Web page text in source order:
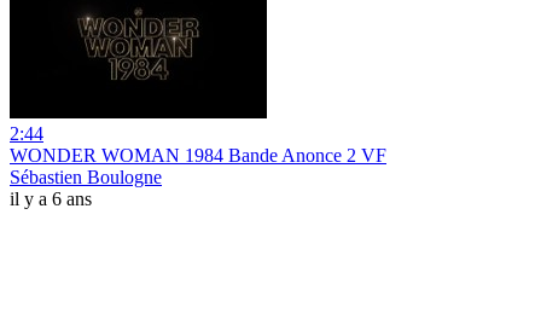
2:44
WONDER WOMAN 1984 Bande Anonce 2 VF
Sébastien Boulogne
il y a 6 ans